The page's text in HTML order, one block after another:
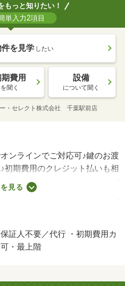
もっと知りたい！
単入力2項目
を見学 したい
費用
を聞く
設備
について聞く
・セレクト株式会社 千葉駅前店
ンラインでご対応可♪鍵のお渡
初期費用のクレジット払いも相
ネット掲載前の情報もお届け
レクトまでお気軽に！/環境維
見る
証人不要／代行 ・初期費用カ
・最上階